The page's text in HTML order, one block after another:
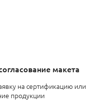
макета
на сертификацию или
продукции